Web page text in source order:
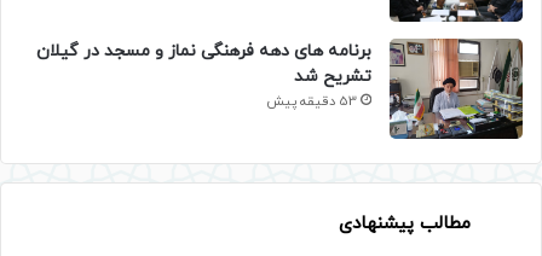
برنامه های دهه فرهنگی نماز و مسجد در گیلان
تشریح شد
53 دقیقه پیش
مطالب پیشنهادی